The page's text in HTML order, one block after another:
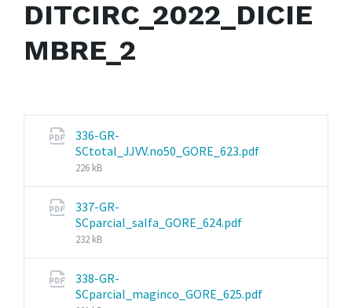
DITCIRC_2022_DICIE
MBRE_2
336-GR-
SCtotal_JJVV.no50_GORE_623.pdf
226 kB
337-GR-
SCparcial_salfa_GORE_624.pdf
232 kB
338-GR-
SCparcial_maginco_GORE_625.pdf